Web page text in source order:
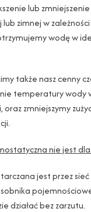
lub
lub zimnej w
wodę w
także nasz cenny
temperatury wody
zmniejszymy
nie jest
jest przez
działać bez zarzutu.